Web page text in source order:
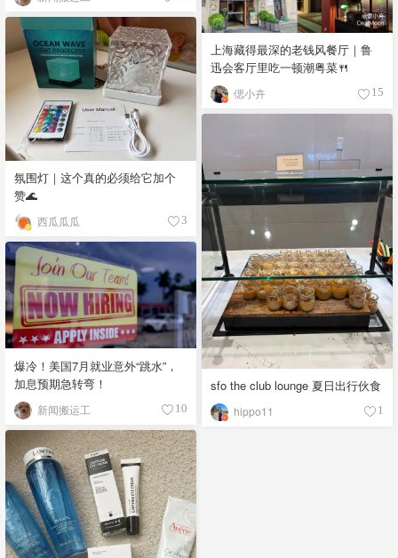
上海藏得最深的老钱风餐厅｜鲁
迅会客厅里吃一顿潮粤菜🍴
偲小卉 15
氛围灯｜这个真的必须给它加个
赞🌊
西瓜瓜瓜 3
sfo the club lounge 夏日出行伙食
hippo11 1
爆冷！美国7月就业意外“跳水”，
加息预期急转弯！
新闻搬运工 10